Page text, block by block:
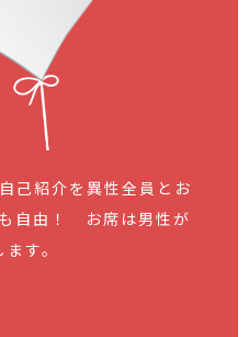
己紹介を異性全員とお
自由！ お席は男性が
す。